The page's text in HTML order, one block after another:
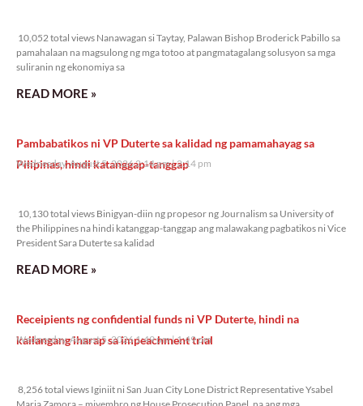
10,052 total views Nanawagan si Taytay, Palawan Bishop Broderick Pabillo sa
pamahalaan na magsulong ng mga totoo at pangmatagalang solusyon sa mga
suliranin ng ekonomiya sa
READ MORE »
Pambabatikos ni VP Duterte sa kalidad ng pamamahayag sa
Pilipinas, hindi katanggap-tanggap
Wednesday, August 5, 2026 2:14 pm 2:14 pm
10,130 total views Binigyan-diin ng propesor ng Journalism sa University of
the Philippines na hindi katanggap-tanggap ang malawakang pagbatikos ni Vice
President Sara Duterte sa kalidad
READ MORE »
Receipients ng confidential funds ni VP Duterte, hindi na
kailangang iharap sa impeachment trial
Wednesday, August 5, 2026 1:49 pm 1:49 pm
8,256 total views Iginiit ni San Juan City Lone District Representative Ysabel